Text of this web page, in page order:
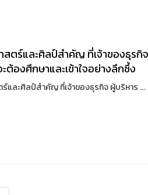
สตร์และศิลป์สำคัญ ที่เจ้าของธุรกิ
ต้องศึกษาและเข้าใจอย่างลึกซึ้ง
ละศิลป์สำคัญ ที่เจ้าของธุรกิจ ผู้บริหาร ...